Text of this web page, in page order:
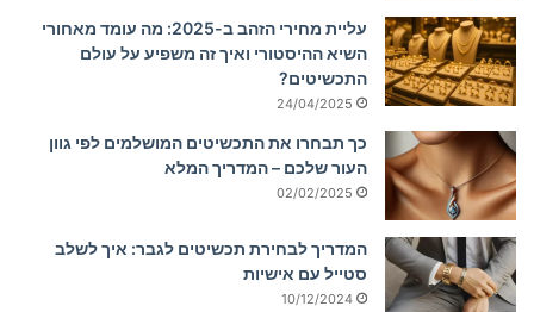
עליית מחירי הזהב ב-2025: מה עומד מאחורי
השיא ההיסטורי ואיך זה משפיע על עולם
התכשיטים?
24/04/2025
כך תבחרו את התכשיטים המושלמים לפי גוון
העור שלכם – המדריך המלא
02/02/2025
המדריך לבחירת תכשיטים לגבר: איך לשלב
סטייל עם אישיות
10/12/2024